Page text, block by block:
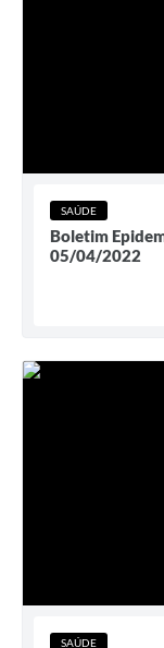
SAÚDE
Boletim
05/04/2022
SAÚDE